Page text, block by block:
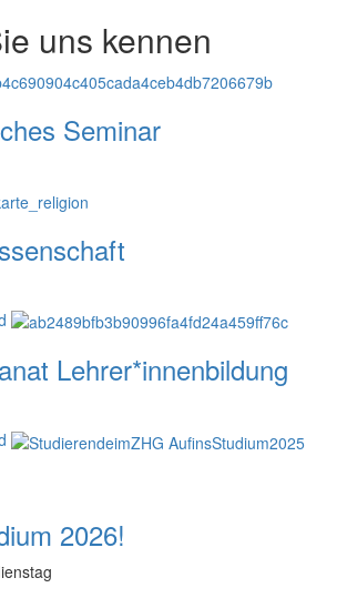
uns kennen
Seminar
Lehrer*innenbildung
2026!